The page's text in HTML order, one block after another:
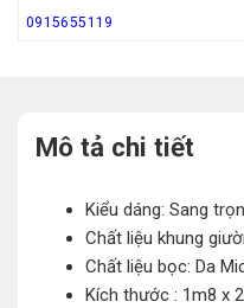
0915655119
Mô tả chi tiết
Kiểu dáng: Sang
Chất liệu khung
Chất liệu bọc: Da
Kích thước : 1m8 x